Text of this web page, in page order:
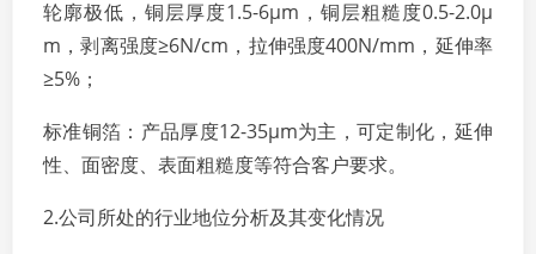
轮廓极低，铜层厚度1.5-6μm，铜层粗糙度0.5-2.0μ
m，剥离强度≥6N/cm，拉伸强度400N/mm，延伸率
≥5%；
标准铜箔：产品厚度12-35μm为主，可定制化，延伸
性、面密度、表面粗糙度等符合客户要求。
2.公司所处的行业地位分析及其变化情况